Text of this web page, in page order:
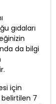
gıdaları
da bilgi
için
7